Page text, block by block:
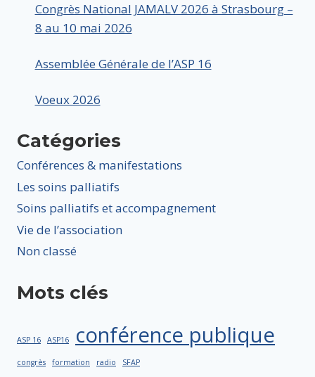
Congrès National JAMALV 2026 à Strasbourg –
8 au 10 mai 2026
Assemblée Générale de l’ASP 16
Voeux 2026
Catégories
Conférences & manifestations
Les soins palliatifs
Soins palliatifs et accompagnement
Vie de l’association
Non classé
Mots clés
ASP 16 ASP16 conférence publique
congrès formation radio SFAP